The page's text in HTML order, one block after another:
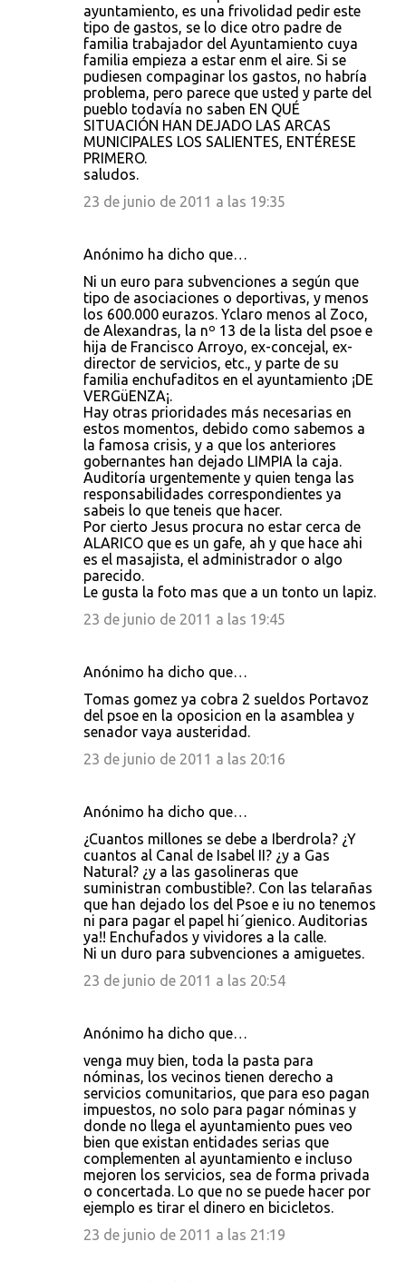
ayuntamiento, es una frivolidad pedir este
tipo de gastos, se lo dice otro padre de
familia trabajador del Ayuntamiento cuya
familia empieza a estar enm el aire. Si se
pudiesen compaginar los gastos, no habría
problema, pero parece que usted y parte del
pueblo todavía no saben EN QUÉ
SITUACIÓN HAN DEJADO LAS ARCAS
MUNICIPALES LOS SALIENTES, ENTÉRESE
PRIMERO.
saludos.
23 de junio de 2011 a las 19:35
Anónimo ha dicho que…
Ni un euro para subvenciones a según que
tipo de asociaciones o deportivas, y menos
los 600.000 eurazos. Yclaro menos al Zoco,
de Alexandras, la nº 13 de la lista del psoe e
hija de Francisco Arroyo, ex-concejal, ex-
director de servicios, etc., y parte de su
familia enchufaditos en el ayuntamiento ¡DE
VERGüENZA¡.
Hay otras prioridades más necesarias en
estos momentos, debido como sabemos a
la famosa crisis, y a que los anteriores
gobernantes han dejado LIMPIA la caja.
Auditoría urgentemente y quien tenga las
responsabilidades correspondientes ya
sabeis lo que teneis que hacer.
Por cierto Jesus procura no estar cerca de
ALARICO que es un gafe, ah y que hace ahi
es el masajista, el administrador o algo
parecido.
Le gusta la foto mas que a un tonto un lapiz.
23 de junio de 2011 a las 19:45
Anónimo ha dicho que…
Tomas gomez ya cobra 2 sueldos Portavoz
del psoe en la oposicion en la asamblea y
senador vaya austeridad.
23 de junio de 2011 a las 20:16
Anónimo ha dicho que…
¿Cuantos millones se debe a Iberdrola? ¿Y
cuantos al Canal de Isabel II? ¿y a Gas
Natural? ¿y a las gasolineras que
suministran combustible?. Con las telarañas
que han dejado los del Psoe e iu no tenemos
ni para pagar el papel hi´gienico. Auditorias
ya!! Enchufados y vividores a la calle.
Ni un duro para subvenciones a amiguetes.
23 de junio de 2011 a las 20:54
Anónimo ha dicho que…
venga muy bien, toda la pasta para
nóminas, los vecinos tienen derecho a
servicios comunitarios, que para eso pagan
impuestos, no solo para pagar nóminas y
donde no llega el ayuntamiento pues veo
bien que existan entidades serias que
complementen al ayuntamiento e incluso
mejoren los servicios, sea de forma privada
o concertada. Lo que no se puede hacer por
ejemplo es tirar el dinero en bicicletos.
23 de junio de 2011 a las 21:19